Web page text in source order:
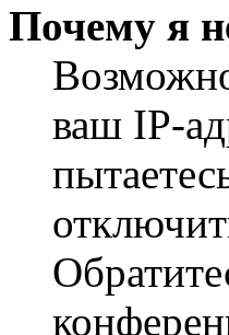
Почему я
ваш IP-